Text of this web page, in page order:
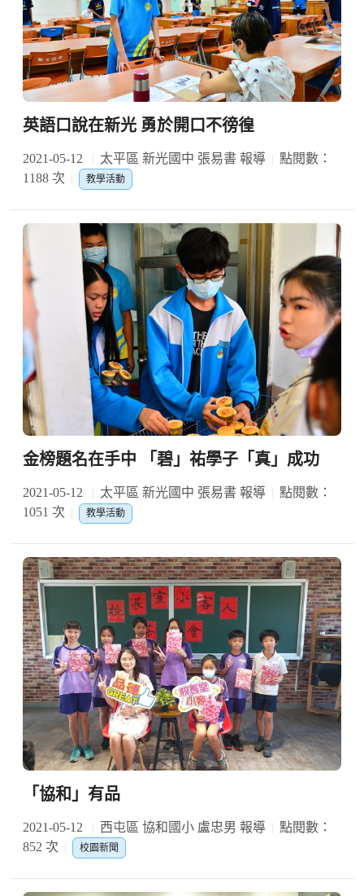
英語口說在新光 勇於開口不徬徨
2021-05-12 太平區 新光國中 張易書 報導
點閱數：
1188 次
教學活動
金榜題名在手中 「碧」祐學子「真」成功
2021-05-12 太平區 新光國中 張易書 報導
點閱數：
1051 次
教學活動
「協和」有品
2021-05-12 西屯區 協和國小 盧忠男 報導
點閱數：
852 次
校園新聞